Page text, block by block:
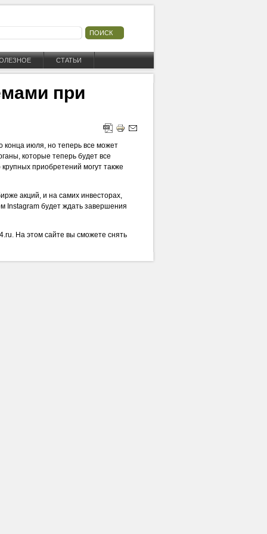
СТАТЬИ
при
конца июля, но теперь все может
которые теперь будет все
приобретений могут также
акций, и на самих инвесторах,
Instagram будет ждать завершения
На этом сайте вы сможете снять